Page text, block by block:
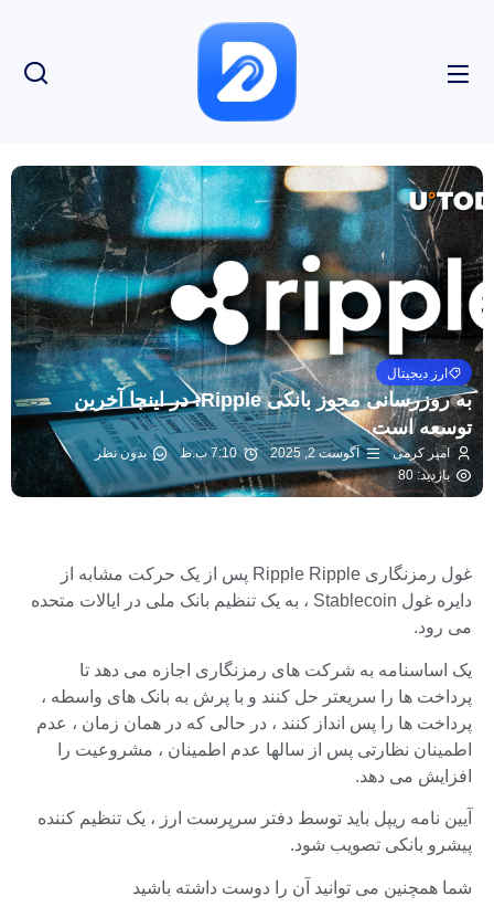
ارز دیجیتال
به روزرسانی مجوز بانکی Ripple: در اینجا آخرین
توسعه است
امیر کرمی آگوست 2, 2025 7:10 ب.ظ
بدون نظر
بازدید: 80
غول رمزنگاری Ripple Ripple پس از یک حرکت مشابه از
دایره غول Stablecoin ، به یک تنظیم بانک ملی در ایالات متحده
می رود.
یک اساسنامه به شرکت های رمزنگاری اجازه می دهد تا
پرداخت ها را سریعتر حل کنند و با پرش به بانک های واسطه ،
پرداخت ها را پس انداز کنند ، در حالی که در همان زمان ، عدم
اطمینان نظارتی پس از سالها عدم اطمینان ، مشروعیت را
افزایش می دهد.
آیین نامه ریپل باید توسط دفتر سرپرست ارز ، یک تنظیم کننده
پیشرو بانکی تصویب شود.
شما همچنین می توانید آن را دوست داشته باشید